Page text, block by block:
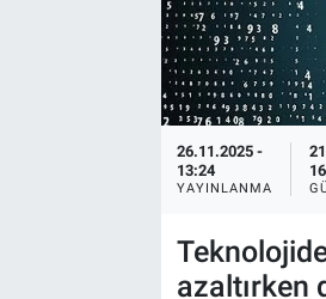
26.11.2025 -
13:24
YAYINLANMA
azaltırken